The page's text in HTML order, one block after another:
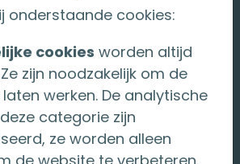
onderstaande cookies:
cookies worden altijd
zijn noodzakelijk om de
werken. De analytische
categorie zijn
ze worden alleen
de website te verbeteren.